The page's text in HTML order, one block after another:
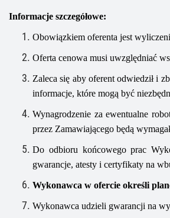
Informacje szczegółowe:
Obowiązkiem oferenta jest
Oferta cenowa musi uwzględniać
Zaleca się aby oferent odwiedził i
informacje, które mogą być
Wynagrodzenie za ewentualne
przez Zamawiającego będą
Do odbioru końcowego prac
gwarancje, atesty i certyfikaty na
Wykonawca w ofercie określi
Wykonawca udzieli gwarancji na